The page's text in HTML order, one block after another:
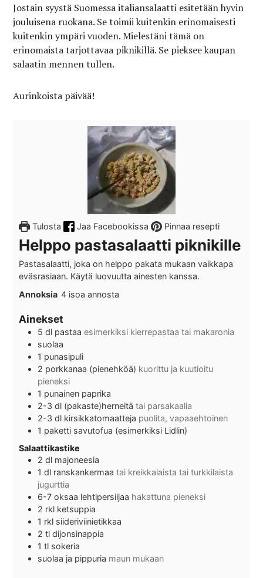
Jostain syystä Suomessa italiansalaatti esitetään hyvin
jouluisena ruokana. Se toimii kuitenkin erinomaisesti
kuitenkin ympäri vuoden. Mielestäni tämä on
erinomaista tarjottavaa piknikillä. Se pieksee kaupan
salaatin mennen tullen.
Aurinkoista päivää!
Tulosta Jaa Facebookissa Pinnaa resepti
Helppo pastasalaatti piknikille
Pastasalaatti, joka on helppo pakata mukaan vaikkapa
eväsrasiaan. Käytä luovuutta ainesten kanssa.
Annoksia 4 isoa annosta
Ainekset
5 dl pastaa esimerkiksi kierrepastaa tai makaronia
suolaa
1 punasipuli
2 porkkanaa (pienehköä) kuorittu ja kuutioitu
pieneksi
1 punainen paprika
2-3 dl (pakaste)herneitä tai parsakaalia
2-3 dl kirsikkatomaatteja puolita, vapaaehtoinen
1 paketti savutofua (esimerkiksi Lidlin)
Salaattikastike
2 dl majoneesia
1 dl ranskankermaa tai kreikkalaista tai turkkilaista
jugurttia
6-7oksaa lehtipersiljaa hakattuna pieneksi
2 rkl ketsuppia
1 rkl siideriviinietikkaa
2 tl dijonsinappia
1 tl sokeria
suolaa ja pippuria maun mukaan